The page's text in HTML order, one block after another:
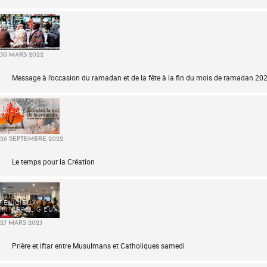
PRIÈRE
30 MARS 2022
Message à l’occasion du ramadan et de la fête à la fin du mois de ramadan
PRIÈRE
26 SEPTEMBRE 2022
Le temps pour la Création
INTER-
RELIGIEUX
INTERRELIGIEUX
27 MARS 2023
Prière et iftar entre Musulmans et Catholiques samedi